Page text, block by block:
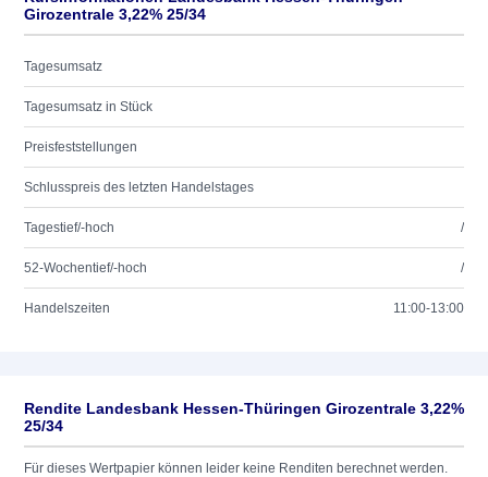
Girozentrale 3,22% 25/34
Tagesumsatz
Tagesumsatz in Stück
Preisfeststellungen
Schlusspreis des letzten Handelstages
Tagestief/-hoch /
52-Wochentief/-hoch /
Handelszeiten 11:00-13:00
Rendite Landesbank Hessen-Thüringen Girozentrale 3,22%
25/34
Für dieses Wertpapier können leider keine Renditen berechnet werden.